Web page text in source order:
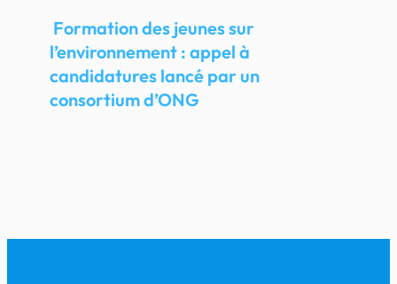
Formation des jeunes sur
l’environnement : appel à
candidatures lancé par un
consortium d’ONG